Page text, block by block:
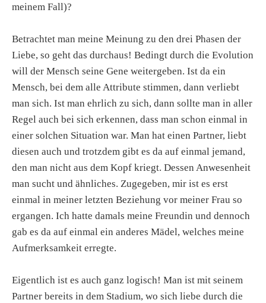
meinem Fall)?
Betrachtet man meine Meinung zu den drei Phasen der
Liebe, so geht das durchaus! Bedingt durch die Evolution
will der Mensch seine Gene weitergeben. Ist da ein
Mensch, bei dem alle Attribute stimmen, dann verliebt
man sich. Ist man ehrlich zu sich, dann sollte man in aller
Regel auch bei sich erkennen, dass man schon einmal in
einer solchen Situation war. Man hat einen Partner, liebt
diesen auch und trotzdem gibt es da auf einmal jemand,
den man nicht aus dem Kopf kriegt. Dessen Anwesenheit
man sucht und ähnliches. Zugegeben, mir ist es erst
einmal in meiner letzten Beziehung vor meiner Frau so
ergangen. Ich hatte damals meine Freundin und dennoch
gab es da auf einmal ein anderes Mädel, welches meine
Aufmerksamkeit erregte.
Eigentlich ist es auch ganz logisch! Man ist mit seinem
Partner bereits in dem Stadium, wo sich liebe durch die